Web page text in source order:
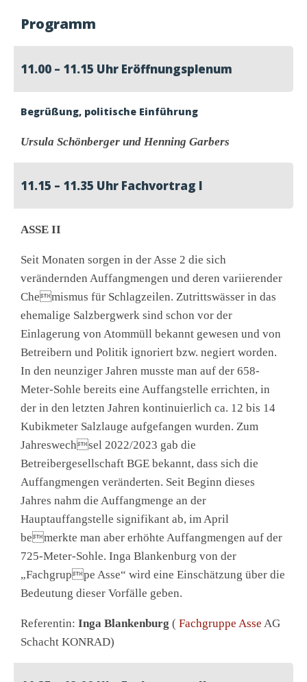
Programm
11.00 – 11.15 Uhr Eröffnungsplenum
Begrüßung, politische Einführung
Ursula Schönberger und Henning Garbers
11.15 – 11.35 Uhr Fachvortrag I
ASSE II
Seit Monaten sorgen in der Asse 2 die sich
verändernden Auffangmengen und deren variierender
Chemismus für Schlagzeilen. Zutrittswässer in das
ehemalige Salzbergwerk sind schon vor der
Einlagerung von Atommüll bekannt gewesen und von
Betreibern und Politik ignoriert bzw. negiert worden.
In den neunziger Jahren musste man auf der 658-
Meter-Sohle bereits eine Auffangstelle errichten, in
der in den letzten Jahren kontinuierlich ca. 12 bis 14
Kubikmeter Salzlauge aufgefangen wurden. Zum
Jahreswechsel 2022/2023 gab die
Betreibergesellschaft BGE bekannt, dass sich die
Auffangmengen veränderten. Seit Beginn dieses
Jahres nahm die Auffangmenge an der
Hauptauffangstelle signifikant ab, im April
bemerkte man aber erhöhte Auffangmengen auf der
725-Meter-Sohle. Inga Blankenburg von der
„Fachgruppe Asse“ wird eine Einschätzung über die
Bedeutung dieser Vorfälle geben.
Referentin: Inga Blankenburg ( Fachgruppe Asse AG
Schacht KONRAD)